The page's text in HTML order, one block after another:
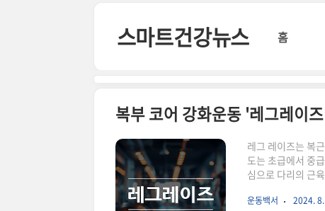
스마트건강뉴스 홈
복부 코어 강화운동 '레그레이
레그 레이즈는 복
도는 초급에서 중
심으로 다리의 근
명하고 있으니 끝
운동백서 2024.